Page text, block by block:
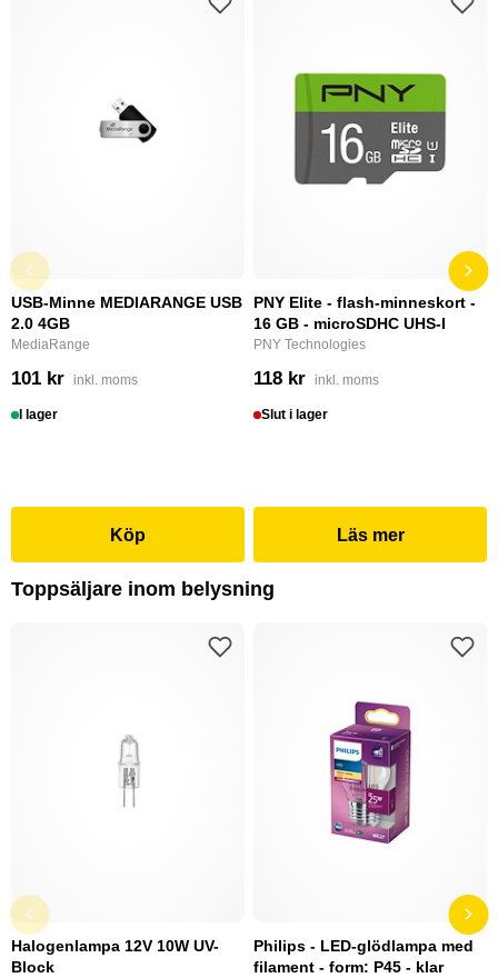
USB-Minne MEDIARANGE USB
2.0 4GB
MediaRange
101 kr inkl. moms
I lager
Köp
PNY Elite - flash-minneskort -
16 GB - microSDHC UHS-I
PNY Technologies
118 kr inkl. moms
Slut i lager
Läs mer
Toppsäljare inom belysning
Halogenlampa 12V 10W UV-
Block
Philips - LED-glödlampa med
filament - form: P45 - klar